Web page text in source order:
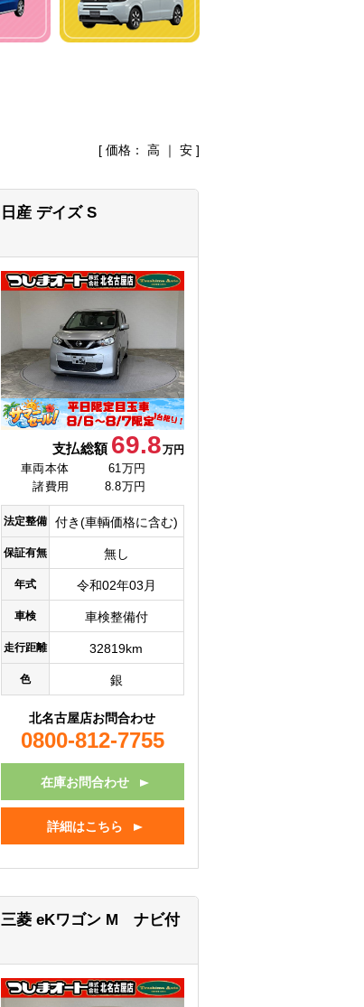
[ 価格： 高 ｜ 安 ]
日産 デイズ S
支払総額 69.8万円
車両本体
61万円
諸費用
8.8万円
法定整備 付き(車輌価格に含む)
保証有無 無し
年式 令和02年03月
車検 車検整備付
走行距離 32819km
色 銀
北名古屋店お問合わせ
0800-812-7755
在庫お問合わせ
詳細はこちら
三菱 eKワゴン M ナビ付